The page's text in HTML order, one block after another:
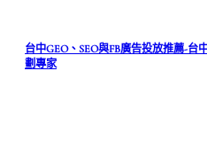
台中GEO、SEO與FB廣告投放推薦-台
劃專家